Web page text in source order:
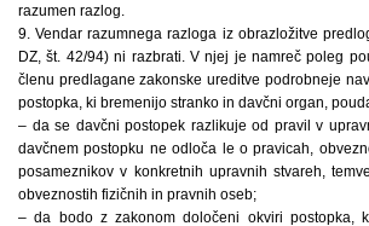
razumen razlog.
9. Vendar razumnega razloga iz obrazložitve
DZ, št. 42/94) ni razbrati. V njej je namreč poleg
členu predlagane zakonske ureditve podrobneje
postopka, ki bremenijo stranko in davčni organ,
– da se davčni postopek razlikuje od pravil v
davčnem postopku ne odloča le o pravicah,
posameznikov v konkretnih upravnih stvareh,
obveznostih fizičnih in pravnih oseb;
– da bodo z zakonom določeni okviri postopka,